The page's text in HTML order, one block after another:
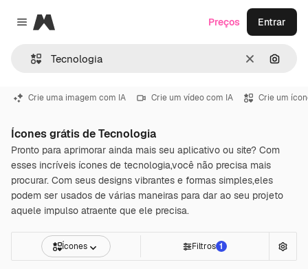
Close menu
Magnific
Limpar
Preços Entrar
Crie uma imagem com IA Crie um vídeo com IA Crie um
Ícones grátis de Tecnologia
Pronto para aprimorar ainda mais seu aplicativo ou site? Com
esses incríveis ícones de tecnologia,você não precisa mais
procurar. Com seus designs vibrantes e formas simples,eles
podem ser usados de várias maneiras para dar ao seu projeto
aquele impulso atraente que ele precisa.
Ícones Filtros 1